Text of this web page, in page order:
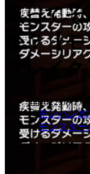
気って
か？【
ブレイク
2022.08.17
モンハン
モンスタ